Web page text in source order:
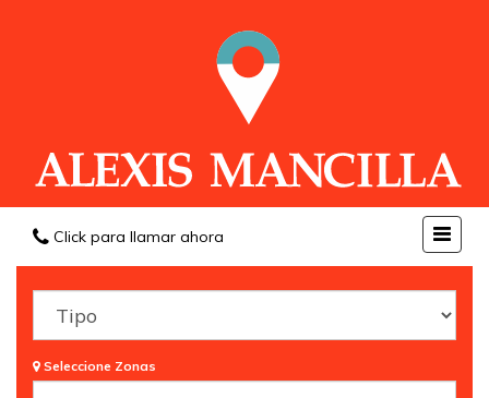
Click para llamar ahora
Seleccione Zonas